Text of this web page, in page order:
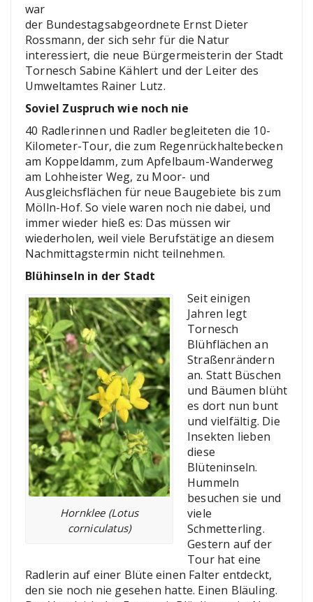
war
der Bundestagsabgeordnete Ernst Dieter
Rossmann, der sich sehr für die Natur
interessiert, die neue Bürgermeisterin der Stadt
Tornesch Sabine Kählert und der Leiter des
Umweltamtes Rainer Lutz.
Soviel Zuspruch wie noch nie
40 Radlerinnen und Radler begleiteten die 10-
Kilometer-Tour, die zum Regenrückhaltebecken
am Koppeldamm, zum Apfelbaum-Wanderweg
am Lohheister Weg, zu Moor- und
Ausgleichsflächen für neue Baugebiete bis zum
Mölln-Hof. So viele waren noch nie dabei, und
immer wieder hieß es: Das müssen wir
wiederholen, weil viele Berufstätige an diesem
Nachmittagstermin nicht teilnehmen.
Blühinseln in der Stadt
Hornklee (Lotus
corniculatus)
Seit einigen
Jahren legt
Tornesch
Blühflächen an
Straßenrändern
an. Statt Büschen
und Bäumen blüht
es dort nun bunt
und vielfältig. Die
Insekten lieben
diese
Blüteninseln.
Hummeln
besuchen sie und
viele
Schmetterling.
Gestern auf der
Tour hat eine
Radlerin auf einer Blüte einen Falter entdeckt,
den sie noch nie gesehen hatte. Einen Bläuling.